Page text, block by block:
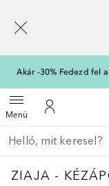
Akár -30% Fedezd fel
MenüMenü megnyitása
A fiókomhoz
Menj vissza
Keresés végrehajtása
ZIAJA -
ZIAJA -